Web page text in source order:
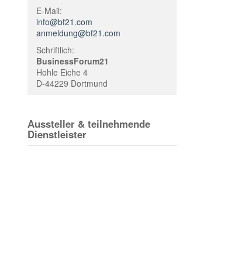
E-Mail:
info@bf21.com
anmeldung@bf21.com
Schriftlich:
BusinessForum21
Hohle Eiche 4
D-44229 Dortmund
Aussteller & teilnehmende
Dienstleister